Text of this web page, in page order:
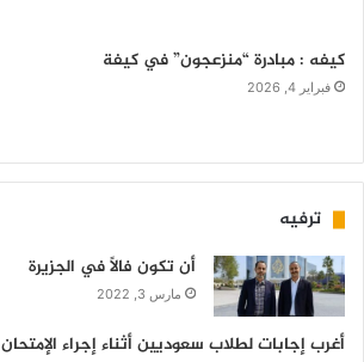
كيفه : مبادرة “منزعجون” في كيفة
فبراير 4, 2026
ترفيه
أن تكون فالاً في الجزيرة
مارس 3, 2022
أغرب إجابات لطلاب سعوديين أثناء إجراء الإمتحان